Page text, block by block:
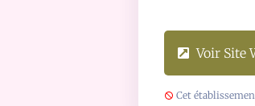
Voir Site
Cet